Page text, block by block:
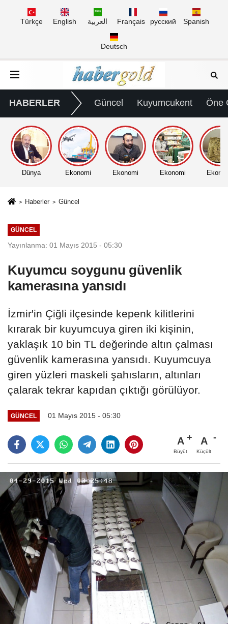
Türkçe English العربية Français русский Spanish
Deutsch
HABERLER Güncel Kuyumcukent Öne
Dünya Ekonomi Ekonomi Ekonomi
Haberler Güncel
GÜNCEL
Yayınlanma: 01 Mayıs 2015 - 05:30
Kuyumcu soygunu güvenlik
kamerasına yansıdı
İzmir'in Çiğli ilçesinde kepenk kilitlerini
kırarak bir kuyumcuya giren iki kişinin,
yaklaşık 10 bin TL değerinde altın çalması
güvenlik kamerasına yansıdı. Kuyumcuya
giren yüzleri maskeli şahısların, altınları
çalarak tekrar kapıdan çıktığı görülüyor.
GÜNCEL 01 Mayıs 2015 - 05:30
A
Büyüt
A
Küçült